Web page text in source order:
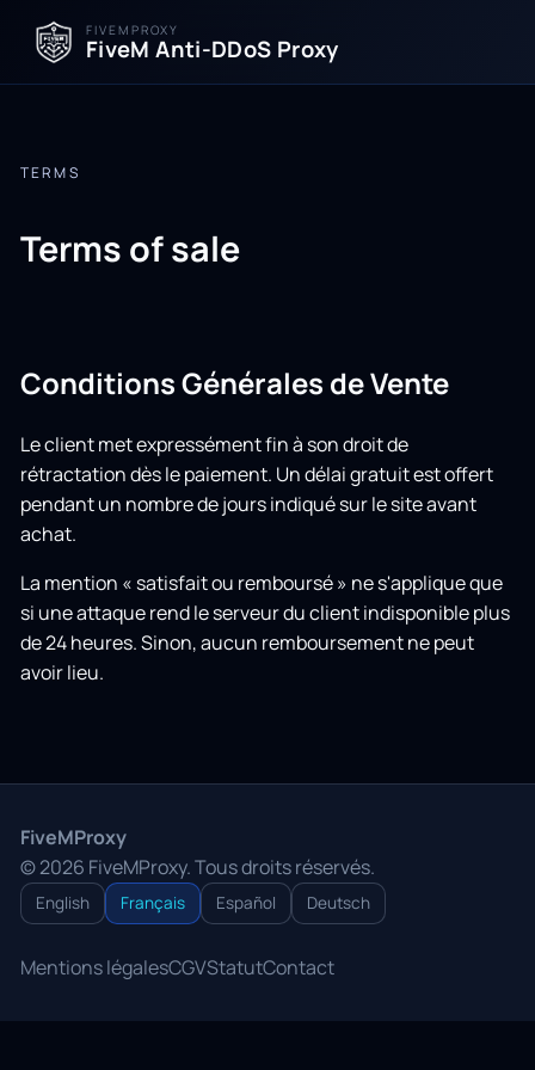
FIVEMPROXY
FiveM Anti-DDoS Proxy
TERMS
Terms of sale
Conditions Générales de Vente
Le client met expressément fin à son droit de
rétractation dès le paiement. Un délai gratuit est offert
pendant un nombre de jours indiqué sur le site avant
achat.
La mention « satisfait ou remboursé » ne s'applique que
si une attaque rend le serveur du client indisponible plus
de 24 heures. Sinon, aucun remboursement ne peut
avoir lieu.
FiveMProxy
© 2026 FiveMProxy. Tous droits réservés.
English Français Español Deutsch
Mentions légalesCGVStatutContact